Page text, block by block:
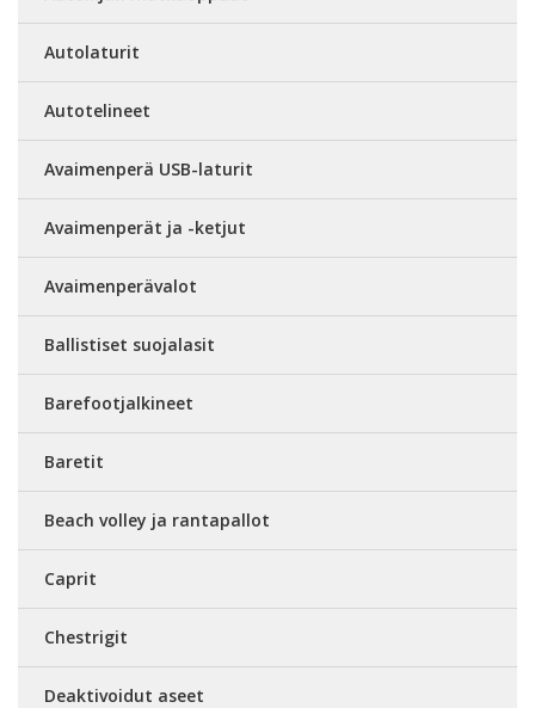
Autolaturit
Autotelineet
Avaimenperä USB-laturit
Avaimenperät ja -ketjut
Avaimenperävalot
Ballistiset suojalasit
Barefootjalkineet
Baretit
Beach volley ja rantapallot
Caprit
Chestrigit
Deaktivoidut aseet